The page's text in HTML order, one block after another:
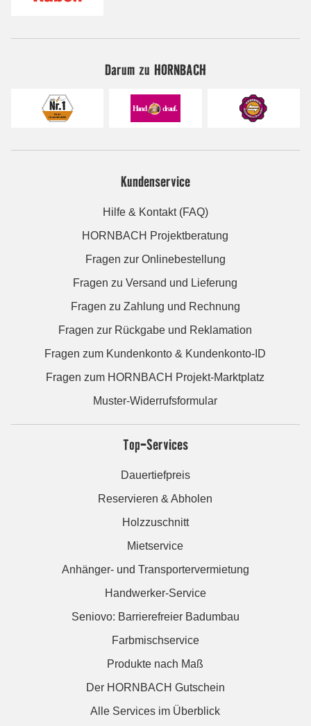
Darum zu HORNBACH
Kundenservice
Hilfe & Kontakt (FAQ)
HORNBACH Projektberatung
Fragen zur Onlinebestellung
Fragen zu Versand und Lieferung
Fragen zu Zahlung und Rechnung
Fragen zur Rückgabe und Reklamation
Fragen zum Kundenkonto & Kundenkonto-ID
Fragen zum HORNBACH Projekt-Marktplatz
Muster-Widerrufsformular
Top-Services
Dauertiefpreis
Reservieren & Abholen
Holzzuschnitt
Mietservice
Anhänger- und Transportervermietung
Handwerker-Service
Seniovo: Barrierefreier Badumbau
Farbmischservice
Produkte nach Maß
Der HORNBACH Gutschein
Alle Services im Überblick